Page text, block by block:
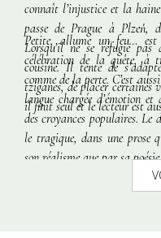
connaît l’injustice et la
passe de Prague à Plzeň,
Lorsqu’il ne se réfugie
cousine. Il tente de
tziganes, de placer certaines
il finit seul et le lecteur est
Petite, allume un feu…
célébration de la quête, à
comme de la perte. C’est
langue chargée d’émotion
des croyances populaires.
le tragique, dans une
son réalisme que par sa